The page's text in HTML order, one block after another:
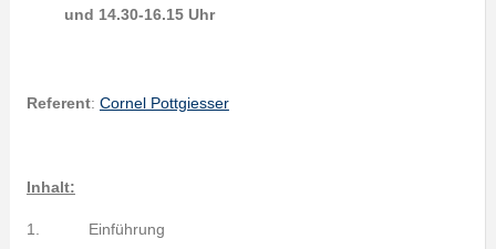
und 14.30-16.15 Uhr
Referent: Cornel Pottgiesser
Inhalt:
1. Einführung